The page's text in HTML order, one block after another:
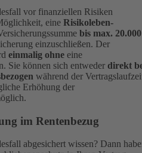
vor finanziellen Risiken
eine Risikoleben-
bis max. 20.000
einzuschließen. Der
einmalig ohne eine
Sie können sich entweder direkt
während der
Erhöhung der
im Rentenbezug
abgesichert wissen? Dann